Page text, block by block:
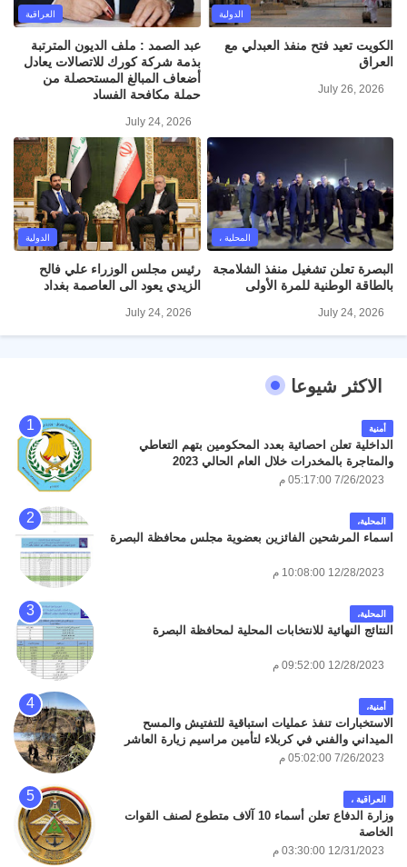
الدولية
الكويت تعيد فتح منفذ العبدلي مع
العراق
July 26, 2026
العراقية
عبد الصمد : ملف الديون المترتبة
بذمة شركة كورك للاتصالات يعادل
أضعاف المبالغ المستحصلة من
حملة مكافحة الفساد
July 24, 2026
المحلية ،
البصرة تعلن تشغيل منفذ الشلامجة
بالطاقة الوطنية للمرة الأولى
July 24, 2026
الدولية
رئيس مجلس الوزراء علي فالح
الزيدي يعود الى العاصمة بغداد
July 24, 2026
الاكثر شيوعا
أمنية
الداخلية تعلن احصائية بعدد المحكومين بتهم التعاطي
والمتاجرة بالمخدرات خلال العام الحالي 2023
7/26/2023 05:17:00 م
المحلية،
اسماء المرشحين الفائزين بعضوية مجلس محافظة البصرة
12/28/2023 10:08:00 م
المحلية،
النتائج النهائية للانتخابات المحلية لمحافظة البصرة
12/28/2023 09:52:00 م
أمنية،
الاستخبارات تنفذ عمليات استباقية للتفتيش والمسح
الميداني والفني في كربلاء لتأمين مراسيم زيارة العاشر
من محرم الحرام
7/26/2023 05:02:00 م
العراقية ،
وزارة الدفاع تعلن أسماء 10 آلاف متطوع لصنف القوات
الخاصة
12/31/2023 03:30:00 م